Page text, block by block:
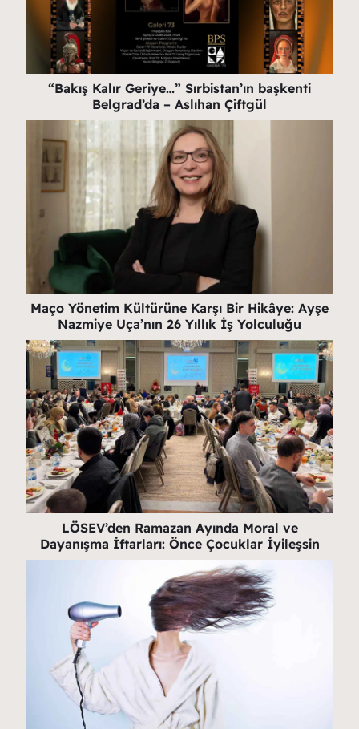
“Bakış Kalır Geriye…” Sırbistan’ın başkenti
Belgrad’da – Aslıhan Çiftgül
Maço Yönetim Kültürüne Karşı Bir Hikâye: Ayşe
Nazmiye Uça’nın 26 Yıllık İş Yolculuğu
LÖSEV’den Ramazan Ayında Moral ve
Dayanışma İftarları: Önce Çocuklar İyileşsin